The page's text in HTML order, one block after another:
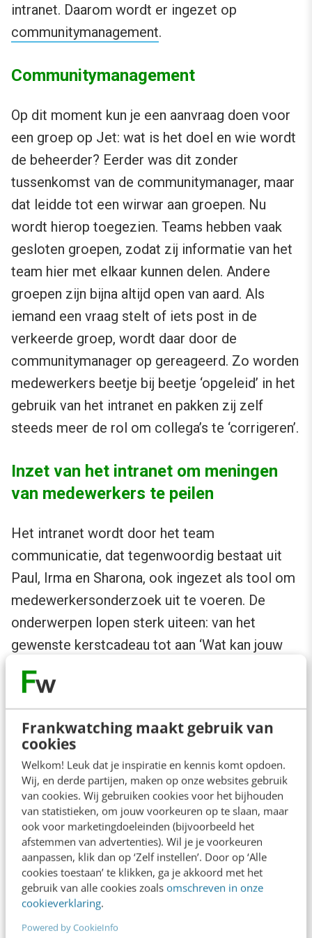
Frankwatching maakt gebruik van
cookies
Welkom! Leuk dat je inspiratie en kennis komt opdoen.
Wij, en derde partijen, maken op onze websites gebruik
van cookies. Wij gebruiken cookies voor het bijhouden
van statistieken, om jouw voorkeuren op te slaan, maar
ook voor marketingdoeleinden (bijvoorbeeld het
afstemmen van advertenties). Wil je je voorkeuren
aanpassen, klik dan op ‘Zelf instellen’. Door op ‘Alle
cookies toestaan’ te klikken, ga je akkoord met het
gebruik van alle cookies zoals omschreven in onze
cookieverklaring.
Powered by CookieInfo
intranet. Daarom wordt er ingezet op
communitymanagement.
Communitymanagement
Op dit moment kun je een aanvraag doen voor
een groep op Jet: wat is het doel en wie wordt
de beheerder? Eerder was dit zonder
tussenkomst van de communitymanager, maar
dat leidde tot een wirwar aan groepen. Nu
wordt hierop toegezien. Teams hebben vaak
gesloten groepen, zodat zij informatie van het
team hier met elkaar kunnen delen. Andere
groepen zijn bijna altijd open van aard. Als
iemand een vraag stelt of iets post in de
verkeerde groep, wordt daar door de
communitymanager op gereageerd. Zo worden
medewerkers beetje bij beetje ‘opgeleid’ in het
gebruik van het intranet en pakken zij zelf
steeds meer de rol om collega’s te ‘corrigeren’.
Inzet van het intranet om meningen
van medewerkers te peilen
Het intranet wordt door het team
communicatie, dat tegenwoordig bestaat uit
Paul, Irma en Sharona, ook ingezet als tool om
medewerkersonderzoek uit te voeren. De
onderwerpen lopen sterk uiteen: van het
gewenste kerstcadeau tot aan ‘Wat kan jouw
werkdag beter maken?’ Dat laatste leverde
twee nieuwe functionaliteiten in Jet op:
Veel medewerkers waren erg gefrustreerd